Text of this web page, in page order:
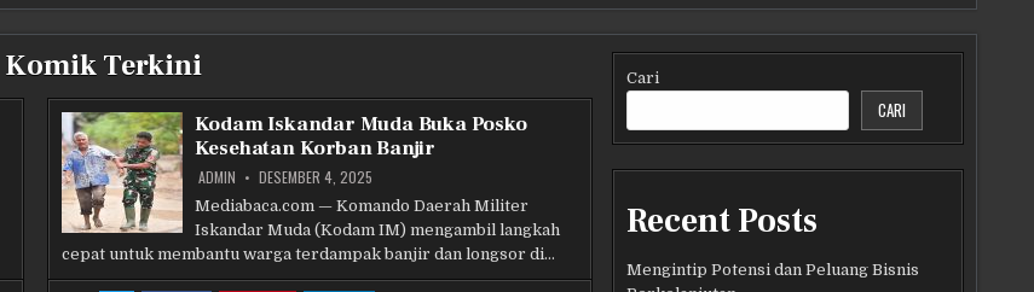
Komik Terkini
Kodam Iskandar Muda Buka Posko
Kesehatan Korban Banjir
ADMIN DESEMBER 4, 2025
Mediabaca.com — Komando Daerah Militer
Iskandar Muda (Kodam IM) mengambil langkah
cepat untuk membantu warga terdampak banjir dan longsor di…
Cari
CARI
Recent Posts
Mengintip Potensi dan Peluang Bisnis